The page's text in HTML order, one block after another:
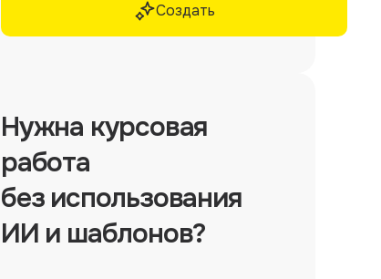
Создать
Нужна курсовая
работа
без использования
ИИ и шаблонов?